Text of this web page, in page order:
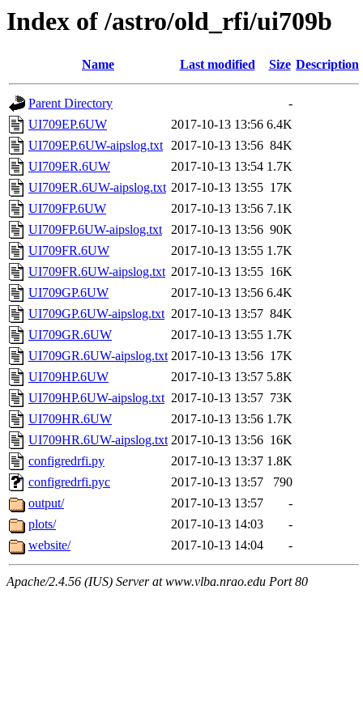
Index of /astro/old_rfi/ui709b
Name Last modified Size Description
Parent Directory
-
UI709EP.6UW
2017-10-13 13:56 6.4K
UI709EP.6UW-aipslog.txt 2017-10-13 13:56 84K
UI709ER.6UW
2017-10-13 13:54 1.7K
UI709ER.6UW-aipslog.txt 2017-10-13 13:55 17K
UI709FP.6UW
2017-10-13 13:56 7.1K
UI709FP.6UW-aipslog.txt
2017-10-13 13:56 90K
UI709FR.6UW
2017-10-13 13:55 1.7K
UI709FR.6UW-aipslog.txt 2017-10-13 13:55 16K
UI709GP.6UW
2017-10-13 13:56 6.4K
UI709GP.6UW-aipslog.txt 2017-10-13 13:57 84K
UI709GR.6UW
2017-10-13 13:55 1.7K
UI709GR.6UW-aipslog.txt 2017-10-13 13:56 17K
UI709HP.6UW
2017-10-13 13:57 5.8K
UI709HP.6UW-aipslog.txt 2017-10-13 13:57 73K
UI709HR.6UW
2017-10-13 13:56 1.7K
UI709HR.6UW-aipslog.txt 2017-10-13 13:56 16K
configredrfi.py
2017-10-13 13:37 1.8K
configredrfi.pyc
2017-10-13 13:57
790
output/
2017-10-13 13:57
-
plots/
2017-10-13 14:03
-
website/
2017-10-13 14:04 -
Apache/2.4.56 (IUS) Server at www.vlba.nrao.edu Port 80